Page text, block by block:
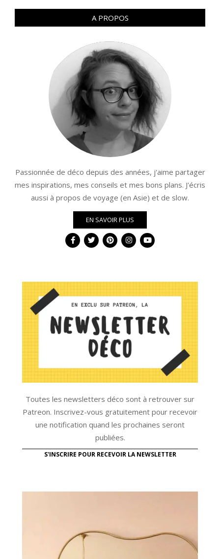
A PROPOS
Passionnée de déco depuis des années, j'aime partager
mes inspirations, mes conseils et mes bons plans. J'écris
aussi à propos de voyage (en Asie) et de slow.
EN SAVOIR PLUS
Toutes les newsletters déco sont à retrouver sur
Patreon. Inscrivez-vous gratuitement pour recevoir
une notification quand les prochaines seront
publiées.
S'INSCRIRE POUR RECEVOIR LA NEWSLETTER